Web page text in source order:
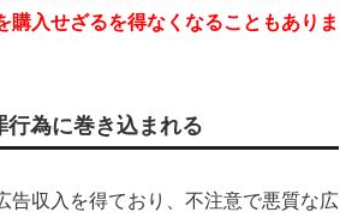
購入せざるを得なくなることもありま
行為に巻き込まれる
告収入を得ており、不注意で悪質な広